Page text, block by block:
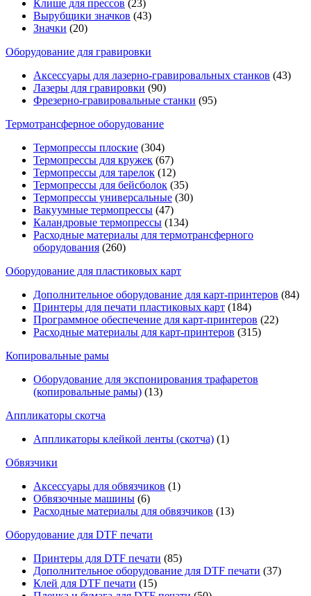
Клише для прессов (23)
Вырубщики значков (43)
Значки (20)
Оборудование для гравировки
Аксессуары для лазерно-гравировальных станков (43)
Лазеры для гравировки (90)
Фрезерно-гравировальные станки (95)
Термотрансферное оборудование
Термопрессы плоские (304)
Термопрессы для кружек (67)
Термопрессы для тарелок (12)
Термопрессы для бейсболок (35)
Термопрессы универсальные (30)
Вакуумные термопрессы (47)
Каландровые термопрессы (134)
Расходные материалы для термотрансферного
оборудования (260)
Оборудование для пластиковых карт
Дополнительное оборудование для карт-принтеров (84)
Принтеры для печати пластиковых карт (184)
Программное обеспечение для карт-принтеров (22)
Расходные материалы для карт-принтеров (315)
Копировальные рамы
Оборудование для экспонирования трафаретов
(копировальные рамы) (13)
Аппликаторы скотча
Аппликаторы клейкой ленты (скотча) (1)
Обвязчики
Аксессуары для обвязчиков (1)
Обвязочные машины (6)
Расходные материалы для обвязчиков (13)
Оборудование для DTF печати
Принтеры для DTF печати (85)
Дополнительное оборудование для DTF печати (37)
Клей для DTF печати (15)